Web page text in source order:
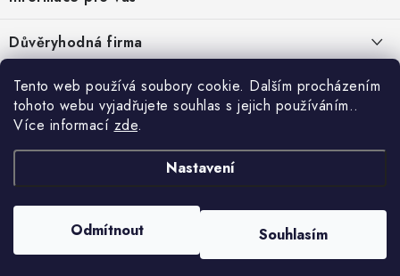
Tento web používá soubory cookie. Dalším procházením
tohoto webu vyjadřujete souhlas s jejich používáním..
Více informací zde.
Nastavení
Odmítnout Souhlasím
a
t
Velkoobchod
O nás
Kontakty
Náhradní plnění
Důvěryhodná firma
Ověřeno zákazníky
Vytvořil Shoptet
Copyright 2026GRAND - PRACOVNÍ ODĚVY s.r.o. . Všechna práva vyhrazena.